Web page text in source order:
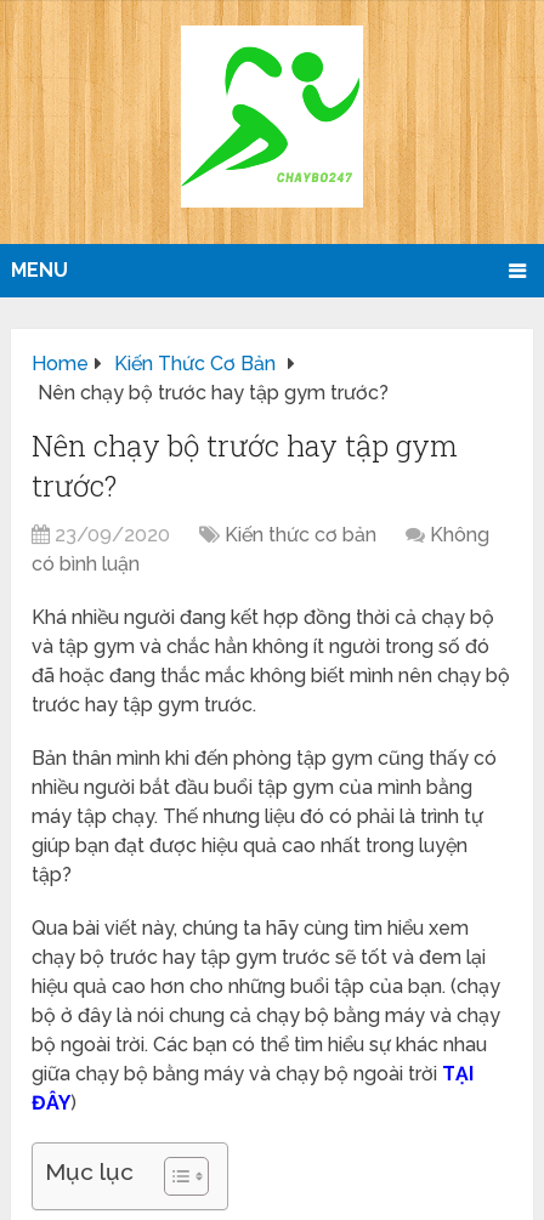
MENU
Home
Kiến Thức Cơ Bản
Nên chạy bộ trước hay tập gym trước?
Nên chạy bộ trước hay tập gym
trước?
23/09/2020 Kiến thức cơ bản
Không
có bình luận
Khá nhiều người đang kết hợp đồng thời cả chạy bộ
và tập gym và chắc hẳn không ít người trong số đó
đã hoặc đang thắc mắc không biết mình nên chạy bộ
trước hay tập gym trước.
Bản thân mình khi đến phòng tập gym cũng thấy có
nhiều người bắt đầu buổi tập gym của mình bằng
máy tập chạy. Thế nhưng liệu đó có phải là trình tự
giúp bạn đạt được hiệu quả cao nhất trong luyện
tập?
Qua bài viết này, chúng ta hãy cùng tìm hiểu xem
chạy bộ trước hay tập gym trước sẽ tốt và đem lại
hiệu quả cao hơn cho những buổi tập của bạn. (chạy
bộ ở đây là nói chung cả chạy bộ bằng máy và chạy
bộ ngoài trời. Các bạn có thể tìm hiểu sự khác nhau
giữa chạy bộ bằng máy và chạy bộ ngoài trời TẠI
ĐÂY)
Mục lục